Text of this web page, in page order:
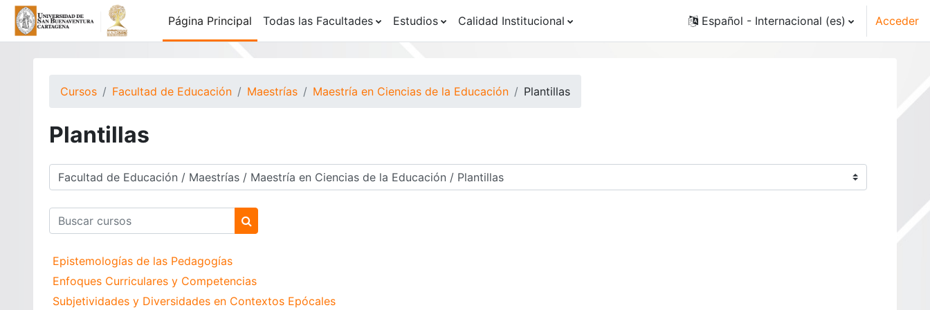
Salta al contenido principal
Página Principal
Todas las Facultades Estudios Calidad Institucional Español - Internacional ‎(es)‎ Acceder
Cursos Facultad de Educación Maestrías Maestría en Ciencias de la Educación Plantillas
Plantillas
Categorías
Buscar cursos
Buscar cursos
Epistemologías de las Pedagogías
Enfoques Curriculares y Competencias
Subjetividades y Diversidades en Contextos Epócales